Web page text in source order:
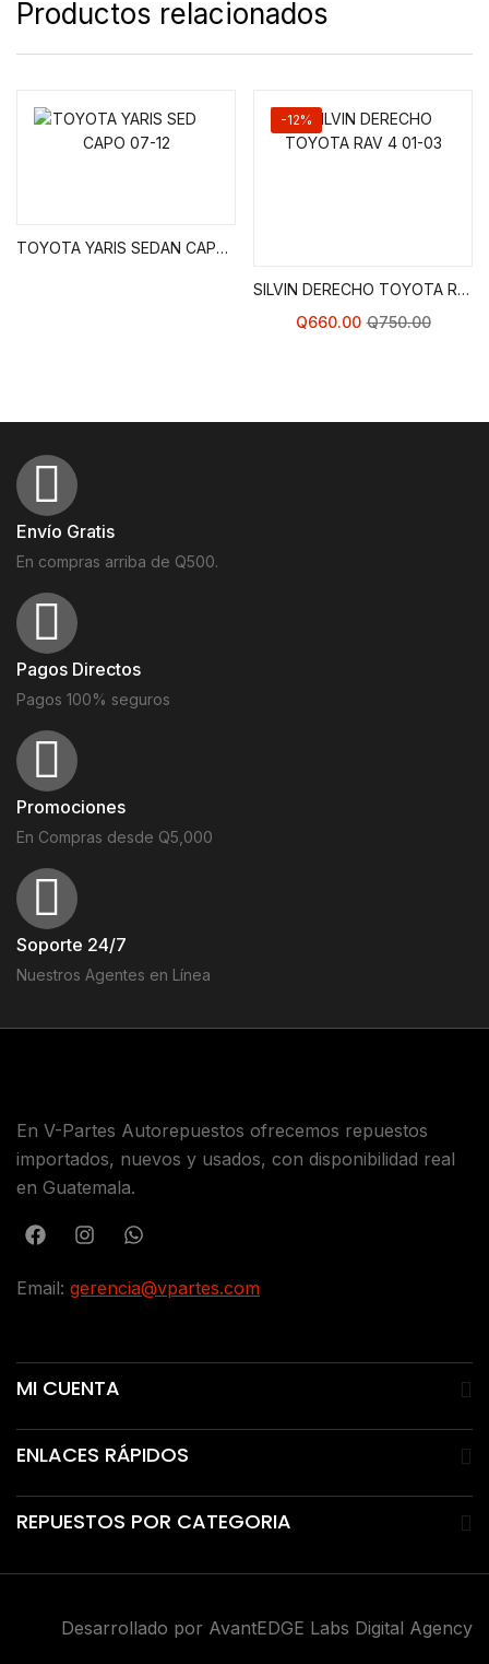
Productos relacionados
TOYOTA YARIS SEDAN CAPO 07-12
-12%
SILVIN DERECHO TOYOTA RAV 4 01-03
Q660.00 Q750.00
Envío Gratis
En compras arriba de Q500.
Pagos Directos
Pagos 100% seguros
Promociones
En Compras desde Q5,000
Soporte 24/7
Nuestros Agentes en Línea
En V-Partes Autorepuestos ofrecemos repuestos
importados, nuevos y usados, con disponibilidad real
en Guatemala.
Email: gerencia@vpartes.com
MI CUENTA
ENLACES RÁPIDOS
REPUESTOS POR CATEGORIA
Desarrollado por AvantEDGE Labs Digital Agency